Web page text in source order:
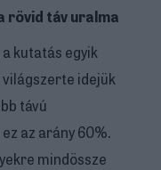
rövid táv uralma
kutatás egyik
idejük
távú
az arány 60%.
mindössze